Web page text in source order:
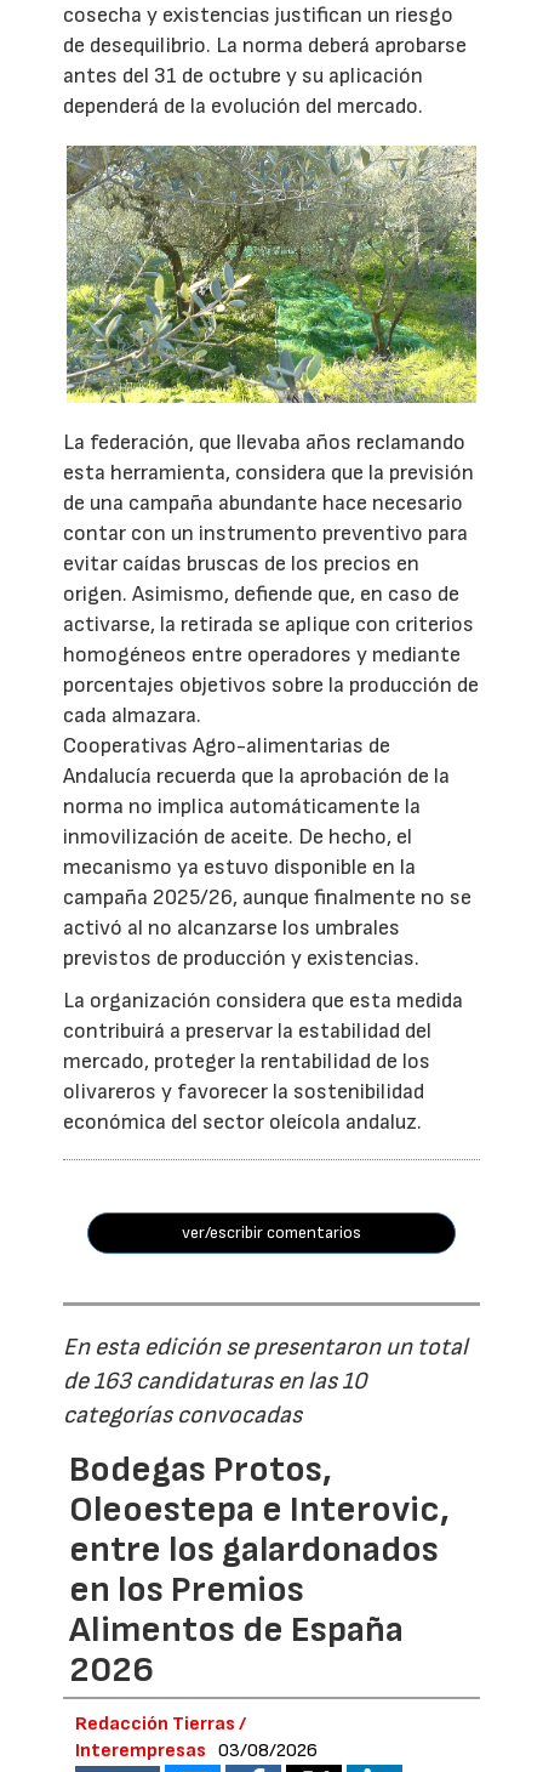
cosecha y existencias justifican un riesgo
de desequilibrio. La norma deberá aprobarse
antes del 31 de octubre y su aplicación
dependerá de la evolución del mercado.
La federación, que llevaba años reclamando
esta herramienta, considera que la previsión
de una campaña abundante hace necesario
contar con un instrumento preventivo para
evitar caídas bruscas de los precios en
origen. Asimismo, defiende que, en caso de
activarse, la retirada se aplique con criterios
homogéneos entre operadores y mediante
porcentajes objetivos sobre la producción de
cada almazara.
Cooperativas Agro-alimentarias de
Andalucía recuerda que la aprobación de la
norma no implica automáticamente la
inmovilización de aceite. De hecho, el
mecanismo ya estuvo disponible en la
campaña 2025/26, aunque finalmente no se
activó al no alcanzarse los umbrales
previstos de producción y existencias.
La organización considera que esta medida
contribuirá a preservar la estabilidad del
mercado, proteger la rentabilidad de los
olivareros y favorecer la sostenibilidad
económica del sector oleícola andaluz.
ver/escribir comentarios
En esta edición se presentaron un total
de 163 candidaturas en las 10
categorías convocadas
Bodegas Protos,
Oleoestepa e Interovic,
entre los galardonados
en los Premios
Alimentos de España
2026
Redacción Tierras /
Interempresas
03/08/2026